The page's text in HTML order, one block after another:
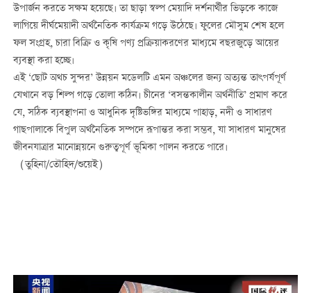
উপার্জন করতে সক্ষম হয়েছে। তা ছাড়া স্বল্প মেয়াদি দর্শনার্থীর ভিড়কে কাজে
লাগিয়ে দীর্ঘমেয়াদী অর্থনৈতিক কার্যক্রম গড়ে উঠেছে। ফুলের মৌসুম শেষ হলে
ফল সংগ্রহ, চারা বিক্রি ও কৃষি পণ্য প্রক্রিয়াকরণের মাধ্যমে বছরজুড়ে আয়ের
ব্যবস্থা করা হচ্ছে।
এই ‘ছোট অথচ সুন্দর’ উন্নয়ন মডেলটি এমন অঞ্চলের জন্য অত্যন্ত তাৎপর্যপূর্ণ
যেখানে বড় শিল্প গড়ে তোলা কঠিন। চীনের ‘বসন্তকালীন অর্থনীতি’ প্রমাণ করে
যে, সঠিক ব্যবস্থাপনা ও আধুনিক দৃষ্টিভঙ্গির মাধ্যমে পাহাড়, নদী ও সাধারণ
গাছপালাকে বিপুল অর্থনৈতিক সম্পদে রূপান্তর করা সম্ভব, যা সাধারণ মানুষের
জীবনযাত্রার মানোন্নয়নে গুরুত্বপূর্ণ ভূমিকা পালন করতে পারে।
（তুহিনা/তৌহিদ/শুয়েই）